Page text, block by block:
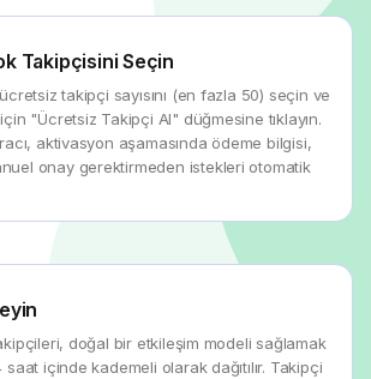
Takipçisini Seçin
takipçi sayısını (en fazla 50) seçin ve
"Ücretsiz Takipçi Al" düğmesine tıklayın.
aktivasyon aşamasında ödeme bilgisi,
onay gerektirmeden istekleri otomatik
doğal bir etkileşim modeli sağlamak
saat içinde kademeli olarak dağıtılır. Takipçi